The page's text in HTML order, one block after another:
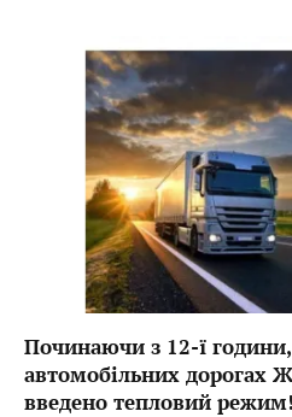
Починаючи з 12-ї
автомобільних
введено тепловий режим!